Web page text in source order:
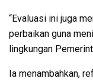
“Evaluasi ini juga
perbaikan guna
lingkungan
Ia menambahkan,